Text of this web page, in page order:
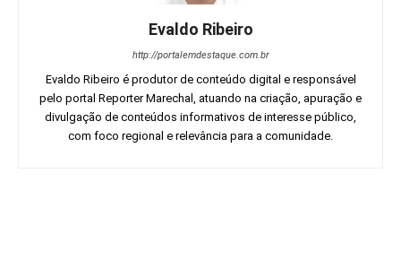
Evaldo Ribeiro
http://portalemdestaque.com.br
Evaldo Ribeiro é produtor de conteúdo digital e responsável
pelo portal Reporter Marechal, atuando na criação, apuração e
divulgação de conteúdos informativos de interesse público,
com foco regional e relevância para a comunidade.